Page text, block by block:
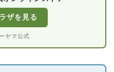
ザを見る
ヤマ公式